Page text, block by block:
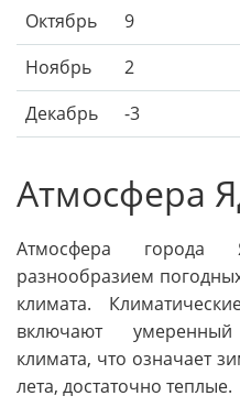
Октябрь
9
Ноябрь
2
Декабрь
-3
Атмосфера
Атмосфера города
разнообразием
климата.
включают
климата, что означает
лета, достаточно теплые.